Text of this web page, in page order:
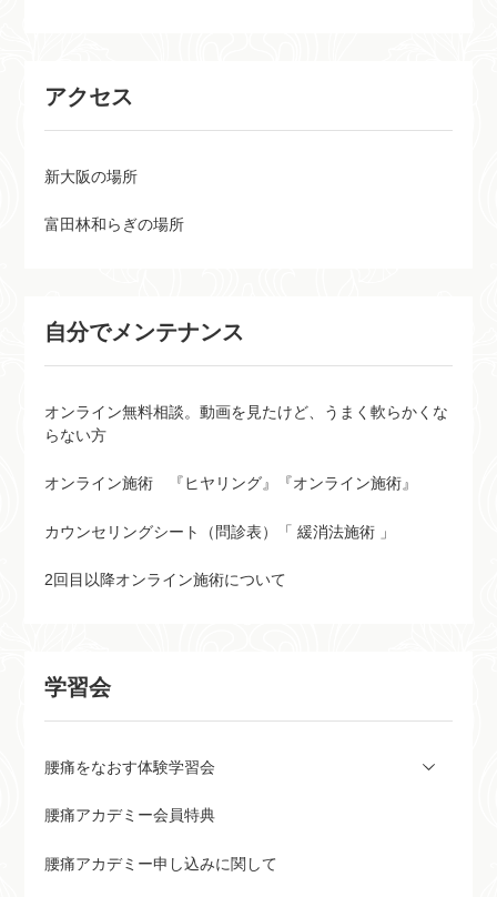
アクセス
新大阪の場所
富田林和らぎの場所
自分でメンテナンス
オンライン無料相談。動画を見たけど、うまく軟らかくな
らない方
オンライン施術 『ヒヤリング』『オンライン施術』
カウンセリングシート（問診表）「 緩消法施術 」
2回目以降オンライン施術について
学習会
腰痛をなおす体験学習会
腰痛アカデミー会員特典
腰痛アカデミー申し込みに関して